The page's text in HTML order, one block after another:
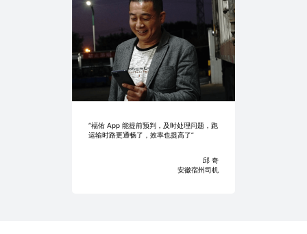
“福佑 App 能提前预判，及时处理问题，跑
运输时路更通畅了，效率也提高了”
邱 奇
安徽宿州司机